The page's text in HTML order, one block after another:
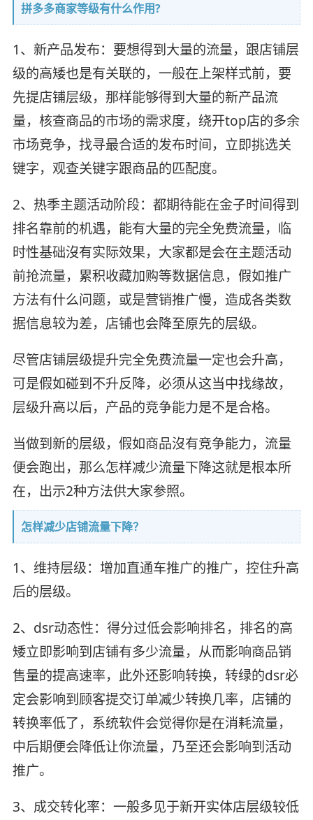
拼多多商家等级有什么作用?
1、新产品发布：要想得到大量的流量，跟店铺层
级的高矮也是有关联的，一般在上架样式前，要
先提店铺层级，那样能够得到大量的新产品流
量，核查商品的市场的需求度，绕开top店的多余
市场竞争，找寻最合适的发布时间，立即挑选关
键字，观查关键字跟商品的匹配度。
2、热季主题活动阶段：都期待能在金子时间得到
排名靠前的机遇，能有大量的完全免费流量，临
时性基础沒有实际效果，大家都是会在主题活动
前抢流量，累积收藏加购等数据信息，假如推广
方法有什么问题，或是营销推广慢，造成各类数
据信息较为差，店铺也会降至原先的层级。
尽管店铺层级提升完全免费流量一定也会升高，
可是假如碰到不升反降，必须从这当中找缘故，
层级升高以后，产品的竞争能力是不是合格。
当做到新的层级，假如商品沒有竞争能力，流量
便会跑出，那么怎样减少流量下降这就是根本所
在，出示2种方法供大家参照。
怎样减少店铺流量下降？
1、维持层级：增加直通车推广的推广，控住升高
后的层级。
2、dsr动态性：得分过低会影响排名，排名的高
矮立即影响到店铺有多少流量，从而影响商品销
售量的提高速率，此外还影响转换，转绿的dsr必
定会影响到顾客提交订单减少转换几率，店铺的
转换率低了，系统软件会觉得你是在消耗流量，
中后期便会降低让你流量，乃至还会影响到活动
推广。
3、成交转化率：一般多见于新开实体店层级较低